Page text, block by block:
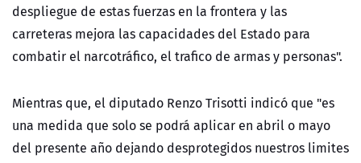
despliegue de estas fuerzas en la frontera y las
carreteras mejora las capacidades del Estado para
combatir el narcotráfico, el trafico de armas y personas".
Mientras que, el diputado Renzo Trisotti indicó que "es
una medida que solo se podrá aplicar en abril o mayo
del presente año dejando desprotegidos nuestros limites